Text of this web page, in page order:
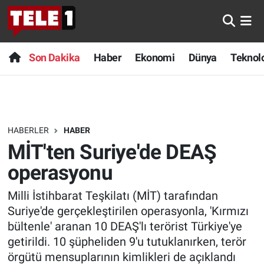
Son Dakika Haber Ekonomi Dünya
HABERLER HABER
MİT'ten Suriye'de DEAŞ
operasyonu
Milli İstihbarat Teşkilatı (MİT) tarafından
Suriye'de gerçekleştirilen operasyonla, 'Kırmızı
bültenle' aranan 10 DEAŞ'lı terörist Türkiye'ye
getirildi. 10 şüpheliden 9'u tutuklanırken, terör
örgütü mensuplarının kimlikleri de açıklandı
Anında Manşet
Başka Sohbetler
Bilim turu
Bilim ve Teknoloji Evreni
Doğa Konuşuyor
Dünya
Ege Saati
Son Dakika
Haber
Dünya
Sağlık
Spor
Yayın Akışı
Nöbetçi Eczaneler
Hava Durumu
Trafik Durumu
Süper Lig Puan Durumu ve Fikstür
Tüm Manşetler
Son Dakika Haberleri
Haber Arşivi